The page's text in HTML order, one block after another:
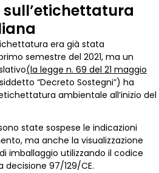
era già stata
semestre del 2021, ma un
(la legge n. 69 del 21 maggio
“Decreto Sostegni”) ha
ambientale all’inizio del
state sospese le indicazioni
ma anche la visualizzazione
imballaggio utilizzando il codice
97/129/CE.